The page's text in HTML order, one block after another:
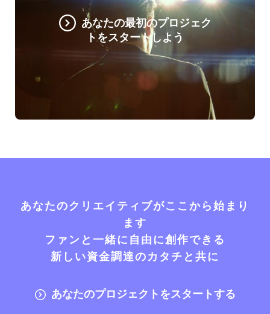
あなたの最初のプロジェク
トをスタートしよう
あなたのクリエイティブがここから始まり
ます
ファンと一緒に自由に創作できる
新しい資金調達のカタチと共に
あなたのプロジェクトをスタートする